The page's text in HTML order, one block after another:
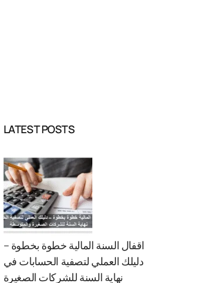
LATEST POSTS
اقفال السنة المالية خطوة بخطوة –
دليلك العملي لتصفية الحسابات في
نهاية السنة للشركات الصغيرة